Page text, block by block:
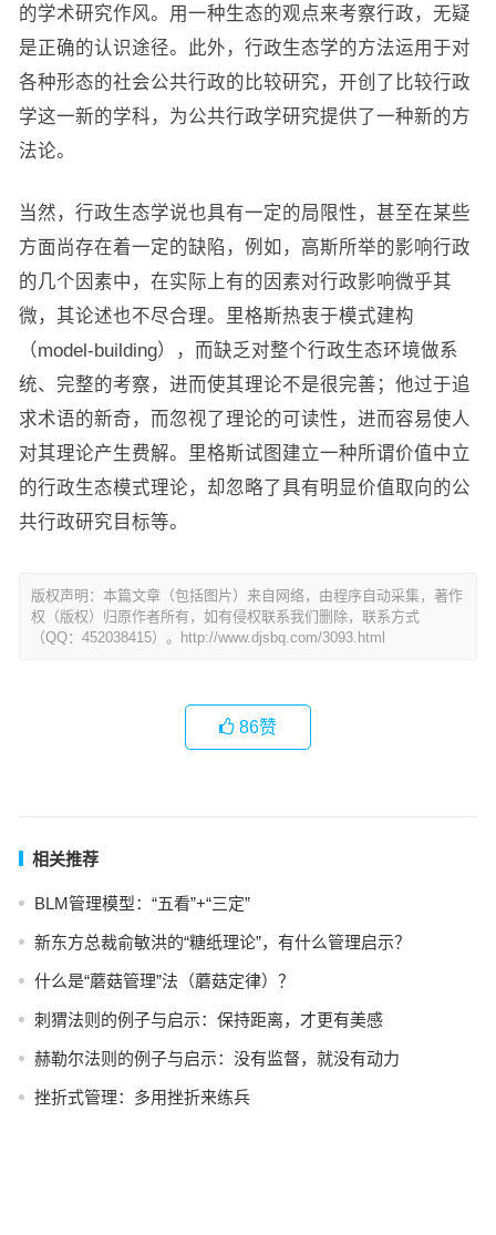
的学术研究作风。用一种生态的观点来考察行政，无疑
是正确的认识途径。此外，行政生态学的方法运用于对
各种形态的社会公共行政的比较研究，开创了比较行政
学这一新的学科，为公共行政学研究提供了一种新的方
法论。
当然，行政生态学说也具有一定的局限性，甚至在某些
方面尚存在着一定的缺陷，例如，高斯所举的影响行政
的几个因素中，在实际上有的因素对行政影响微乎其
微，其论述也不尽合理。里格斯热衷于模式建构
（model-building），而缺乏对整个行政生态环境做系
统、完整的考察，进而使其理论不是很完善；他过于追
求术语的新奇，而忽视了理论的可读性，进而容易使人
对其理论产生费解。里格斯试图建立一种所谓价值中立
的行政生态模式理论，却忽略了具有明显价值取向的公
共行政研究目标等。
版权声明：本篇文章（包括图片）来自网络，由程序自动采集，著作
权（版权）归原作者所有，如有侵权联系我们删除，联系方式
（QQ：452038415）。http://www.djsbq.com/3093.html
86赞
相关推荐
BLM管理模型：“五看”+“三定”
新东方总裁俞敏洪的“糖纸理论”，有什么管理启示？
什么是“蘑菇管理”法（蘑菇定律）？
刺猬法则的例子与启示：保持距离，才更有美感
赫勒尔法则的例子与启示：没有监督，就没有动力
挫折式管理：多用挫折来练兵